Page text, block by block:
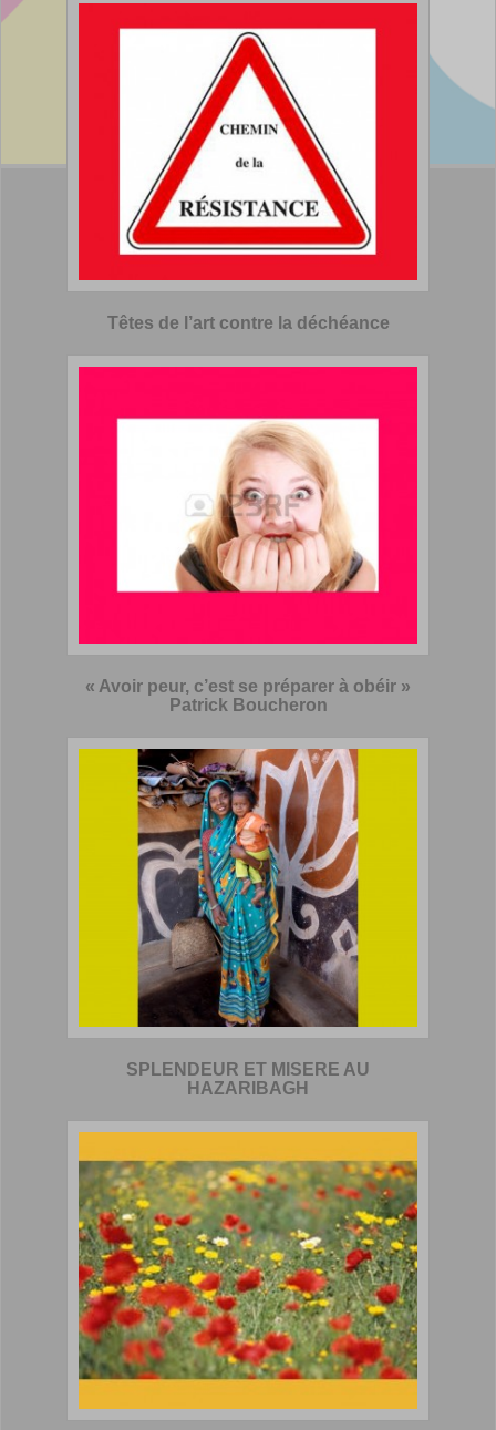
Têtes de l’art contre la déchéance
« Avoir peur, c’est se préparer à obéir »
Patrick Boucheron
SPLENDEUR ET MISERE AU
HAZARIBAGH